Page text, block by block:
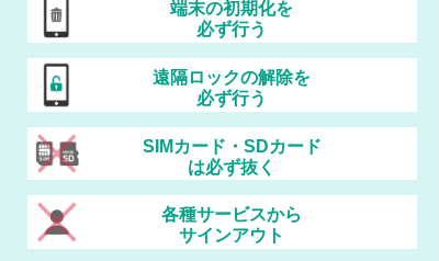
端末の初期化を
必ず行う
遠隔ロックの解除を
必ず行う
SIMカード・SDカード
は必ず抜く
各種サービスから
サインアウト